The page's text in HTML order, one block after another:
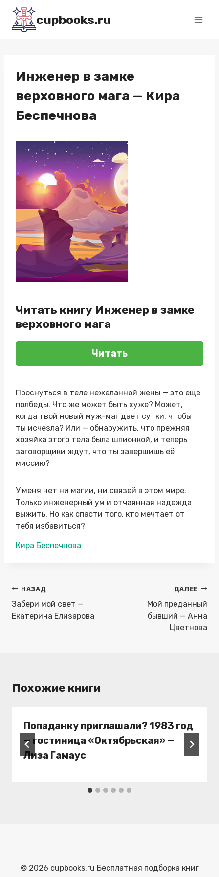
Перейти
содержимому
cupbooks.ru
Инженер в замке
верховного мага — Кира
Беспечнова
Читать книгу Инженер в замке
верховного мага
Читать
Проснуться в теле нежеланной жены — это еще
полбеды. Что же может быть хуже? Может,
когда твой новый муж-маг дает сутки, чтобы
ты исчезла? Или — обнаружить, что прежняя
хозяйка этого тела была шпионкой, и теперь
заговорщики ждут, что ты завершишь её
миссию?
У меня нет ни магии, ни связей в этом мире.
Только инженерный ум и отчаянная надежда
выжить. Но как спасти того, кто мечтает от
тебя избавиться?
Метки
Кира Беспечнова
Навигация
по
записям
НАЗАД
Забери мой свет —
Екатерина Елизарова
ДАЛЕЕ
Мой преданный
бывший — Анна
Цветнова
Похожие книги
Попаданку приглашали? 1983 год
— гостиница «Октябрьская» —
Лиза Гамаус
© 2026 cupbooks.ru Бесплатная подборка книг